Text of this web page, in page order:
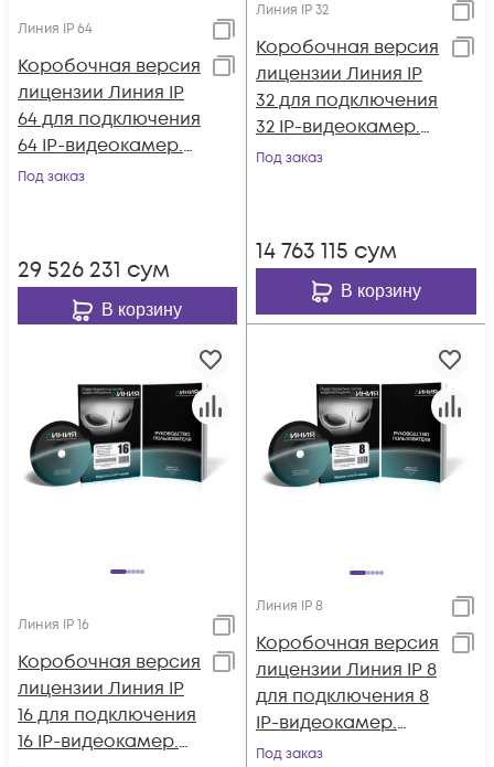
Линия IP 64
Коробочная версия
лицензии Линия IP
64 для подключения
64 IP-видеокамер.
Количество
Под заказ
29 526 231 сум
В корзину
Линия IP 32
Коробочная версия
лицензии Линия IP
32 для подключения
32 IP-видеокамер.
Количество
Под заказ
14 763 115 сум
В корзину
Линия IP 16
Коробочная версия
лицензии Линия IP
16 для подключения
16 IP-видеокамер.
Линия IP 8
Коробочная версия
лицензии Линия IP 8
для подключения 8
IP-видеокамер.
Количество
Под заказ